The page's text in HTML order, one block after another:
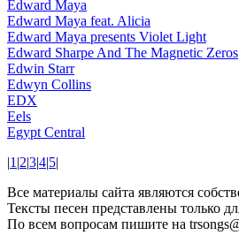
Edward Maya
Edward Maya feat. Alicia
Edward Maya presents Violet Light
Edward Sharpe And The Magnetic Zeros
Edwin Starr
Edwyn Collins
EDX
Eels
Egypt Central
|1|2|3|4|5|
Все материалы сайта являются
Тексты песен представлены только
По всем вопросам пишите на